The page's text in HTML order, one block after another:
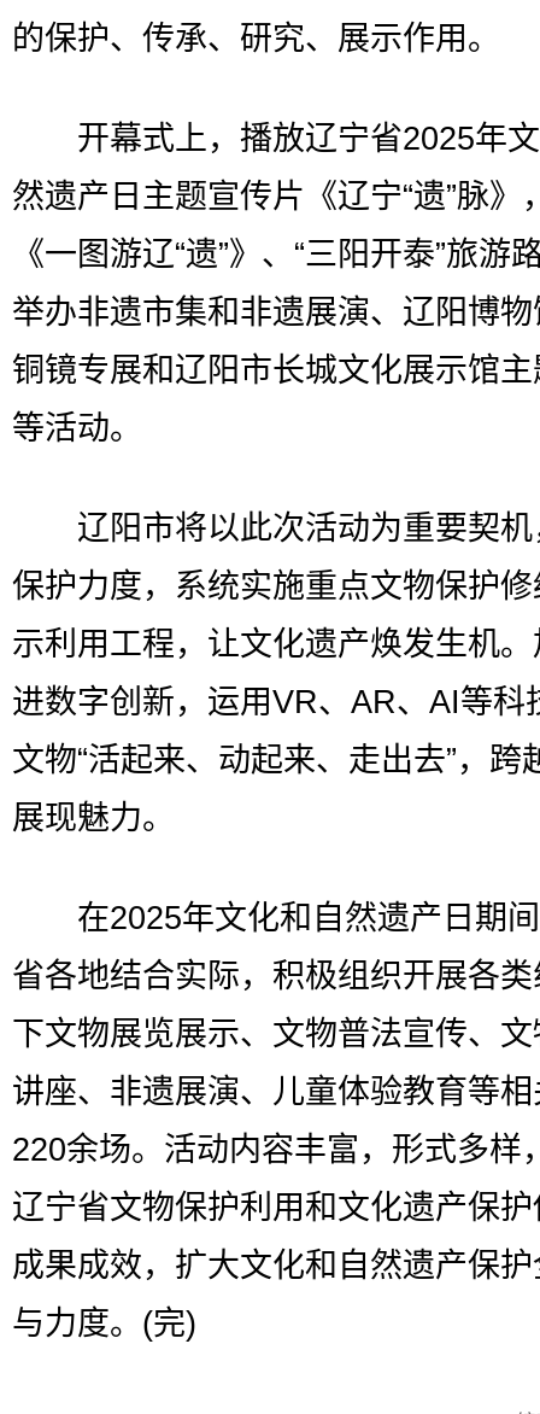
的保护、传承、研究、展示作用。
开幕式上，播放辽宁省2025年
然遗产日主题宣传片《辽宁“遗”脉》
《一图游辽“遗”》、“三阳开泰”旅游
举办非遗市集和非遗展演、辽阳博
铜镜专展和辽阳市长城文化展示馆
等活动。
辽阳市将以此次活动为重要契机
保护力度，系统实施重点文物保护
示利用工程，让文化遗产焕发生机
进数字创新，运用VR、AR、AI等科
文物“活起来、动起来、走出去”，跨
展现魅力。
在2025年文化和自然遗产日期
省各地结合实际，积极组织开展各
下文物展览展示、文物普法宣传、
讲座、非遗展演、儿童体验教育等
220余场。活动内容丰富，形式多样
辽宁省文物保护利用和文化遗产保
成果成效，扩大文化和自然遗产保
与力度。(完)